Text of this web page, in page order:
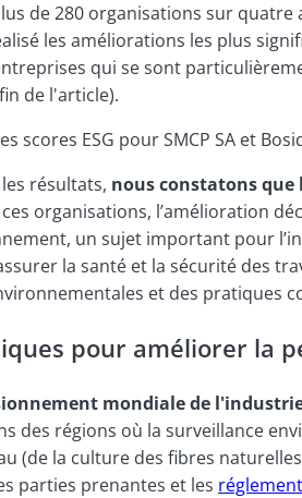
de 280 organisations sur
les améliorations les plus
qui se sont
de l'article).
scores ESG pour SMCP SA et
résultats, nous constatons que
organisations, l’amélioration
un sujet important pour
la santé et la sécurité des
et des pratiques
pour améliorer la
mondiale de
des régions où la surveillance
(de la culture des fibres
parties prenantes et les